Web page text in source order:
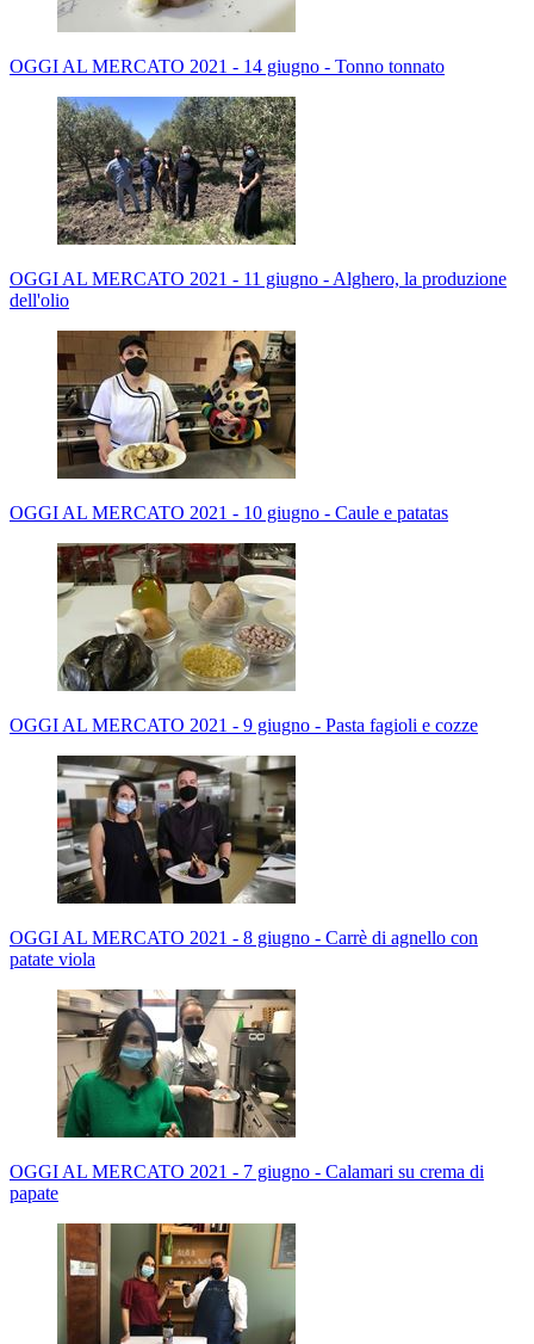
OGGI AL MERCATO 2021 - 14 giugno - Tonno tonnato
OGGI AL MERCATO 2021 - 11 giugno - Alghero, la produzione
dell'olio
OGGI AL MERCATO 2021 - 10 giugno - Caule e patatas
OGGI AL MERCATO 2021 - 9 giugno - Pasta fagioli e cozze
OGGI AL MERCATO 2021 - 8 giugno - Carrè di agnello con
patate viola
OGGI AL MERCATO 2021 - 7 giugno - Calamari su crema di
papate